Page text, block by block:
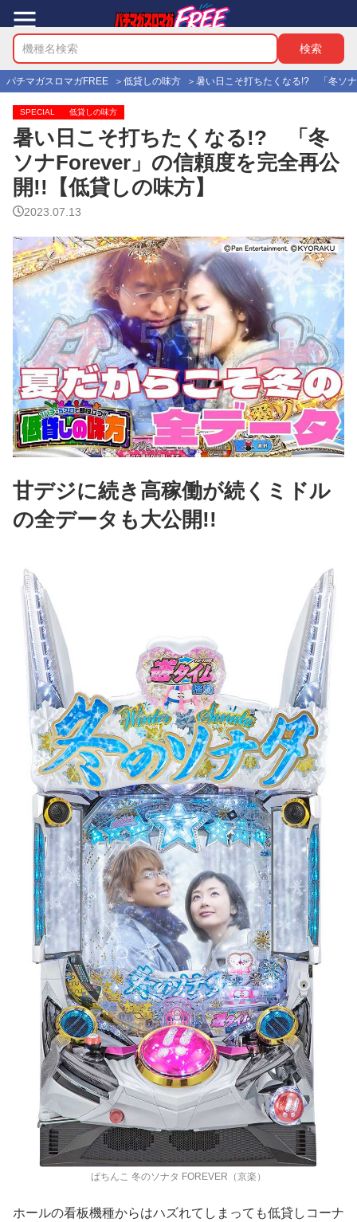
パチマガスロマガFREE 低貸しの味方 暑い日こそ打ちたくなる!? 「冬ソ
SPECIAL 低貸しの味方
暑い日こそ打ちたくなる!? 「冬
ソナForever」の信頼度を完全再公
開!!【低貸しの味方】
2023.07.13
甘デジに続き高稼働が続くミドル
の全データも大公開!!
ぱちんこ 冬のソナタ FOREVER（京楽）
ホールの看板機種からはハズれてしまっても低貸しコーナ